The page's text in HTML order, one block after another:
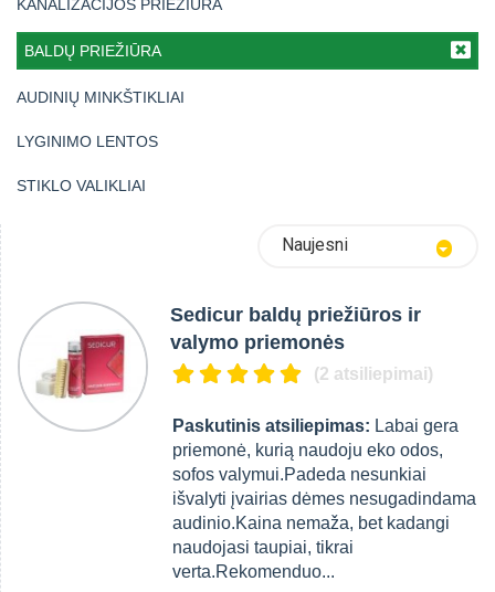
KANALIZACIJOS PRIEŽIŪRA
BALDŲ PRIEŽIŪRA
AUDINIŲ MINKŠTIKLIAI
LYGINIMO LENTOS
STIKLO VALIKLIAI
Naujesni
Sedicur baldų priežiūros ir
valymo priemonės
(2 atsiliepimai)
Paskutinis atsiliepimas: Labai gera
priemonė, kurią naudoju eko odos,
sofos valymui.Padeda nesunkiai
išvalyti įvairias dėmes nesugadindama
audinio.Kaina nemaža, bet kadangi
naudojasi taupiai, tikrai
verta.Rekomenduo...